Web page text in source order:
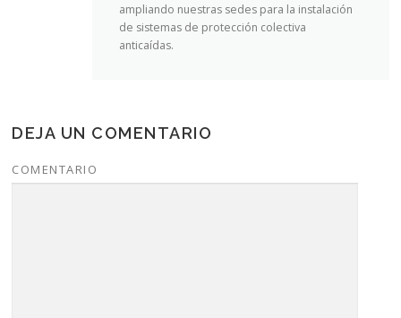
ampliando nuestras sedes para la instalación
de sistemas de protección colectiva
anticaídas.
DEJA UN COMENTARIO
COMENTARIO